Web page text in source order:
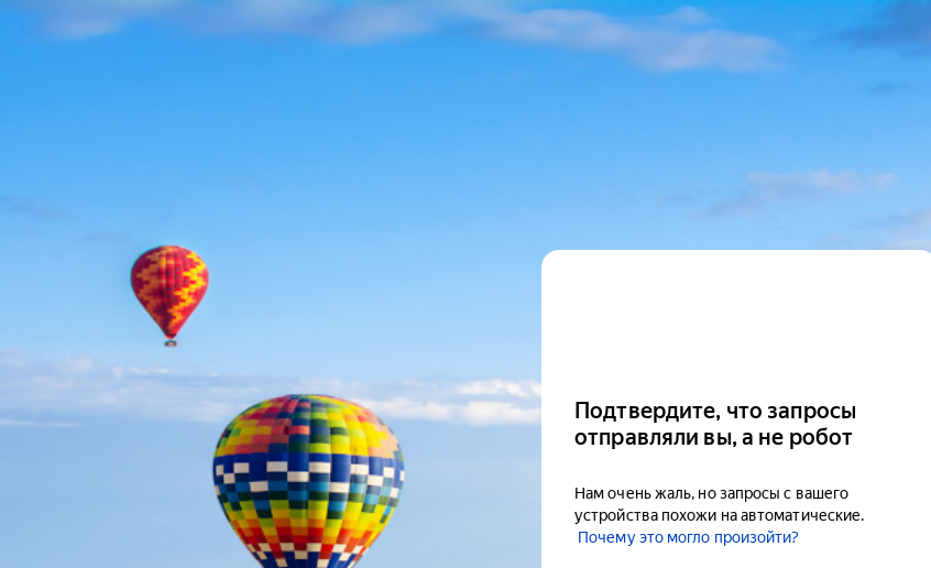
Подтвердите, что запросы
отправляли вы, а не робот
Нам очень жаль, но запросы с вашего
устройства похожи на автоматические.
Почему это могло произойти?